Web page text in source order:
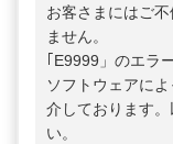
お客さまにはご
ません。
｢E9999」のエラ
ソフトウェアに
介しております
い。